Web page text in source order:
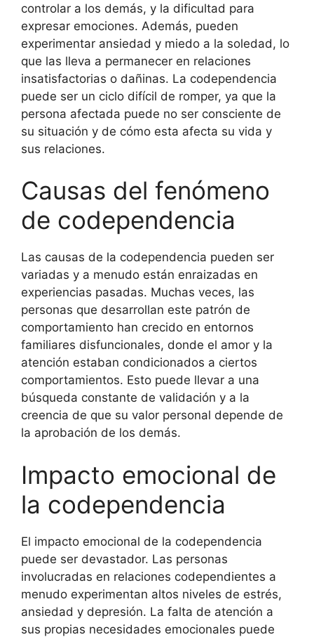
controlar a los demás, y la dificultad para
expresar emociones. Además, pueden
experimentar ansiedad y miedo a la soledad, lo
que las lleva a permanecer en relaciones
insatisfactorias o dañinas. La codependencia
puede ser un ciclo difícil de romper, ya que la
persona afectada puede no ser consciente de
su situación y de cómo esta afecta su vida y
sus relaciones.
Causas del fenómeno
de codependencia
Las causas de la codependencia pueden ser
variadas y a menudo están enraizadas en
experiencias pasadas. Muchas veces, las
personas que desarrollan este patrón de
comportamiento han crecido en entornos
familiares disfuncionales, donde el amor y la
atención estaban condicionados a ciertos
comportamientos. Esto puede llevar a una
búsqueda constante de validación y a la
creencia de que su valor personal depende de
la aprobación de los demás.
Impacto emocional de
la codependencia
El impacto emocional de la codependencia
puede ser devastador. Las personas
involucradas en relaciones codependientes a
menudo experimentan altos niveles de estrés,
ansiedad y depresión. La falta de atención a
sus propias necesidades emocionales puede